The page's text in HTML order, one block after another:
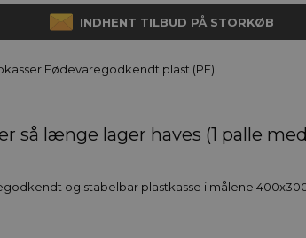
INDHENT TILBUD PÅ STORKØB
Fødevaregodkendt plast (PE)
så længe lager haves (1 palle
og stabelbar plastkasse i målene